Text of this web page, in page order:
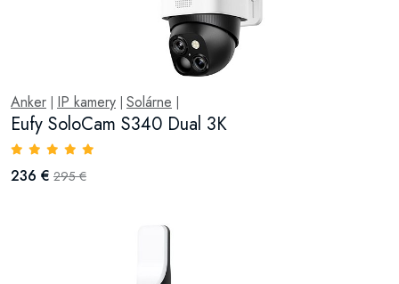
Anker IP kamery Solárne
Eufy SoloCam S340 Dual 3K
236 € 295 €